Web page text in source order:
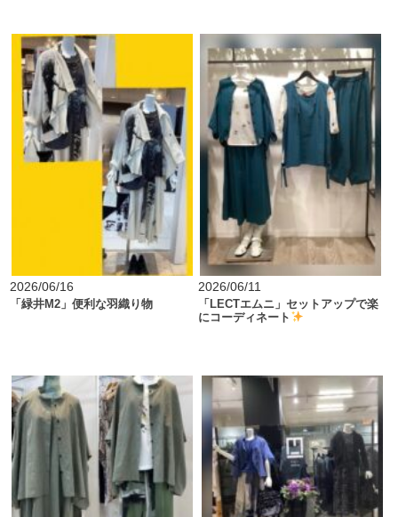
2026/06/16
「緑井M2」便利な羽織り物
2026/06/11
「LECTエムニ」セットアップで楽
にコーディネート